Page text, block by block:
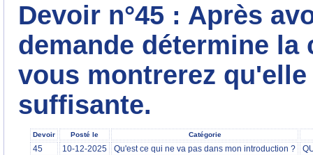
Devoir n°45 : Après
demande détermine
vous montrerez
suffisante.
Devoir Posté le Catégorie
45 10-12-2025 Qu'est ce qui ne va pas dans mon introduction ?